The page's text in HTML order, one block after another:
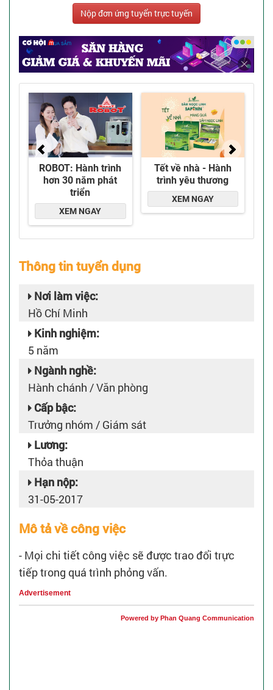
Nộp đơn ứng tuyển trực tuyến
Thông tin tuyển dụng
Nơi làm việc:
Hồ Chí Minh
Kinh nghiệm:
5 năm
Ngành nghề:
Hành chánh / Văn phòng
Cấp bậc:
Trưởng nhóm / Giám sát
Lương:
Thỏa thuận
Hạn nộp:
31-05-2017
Mô tả về công việc
- Mọi chi tiết công việc sẽ được trao đổi trực
tiếp trong quá trình phỏng vấn.
Advertisement
Powered by Phan Quang Communication